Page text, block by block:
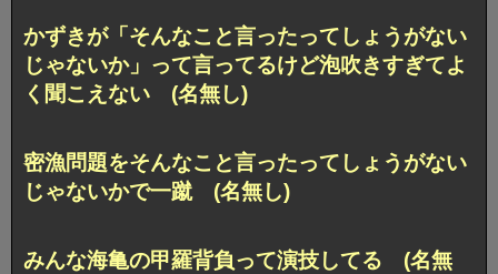
かずきが「そんなこと言ったってしょうがない
じゃないか」って言ってるけど泡吹きすぎてよ
く聞こえない (名無し)
密漁問題をそんなこと言ったってしょうがない
じゃないかで一蹴 (名無し)
みんな海亀の甲羅背負って演技してる (名無